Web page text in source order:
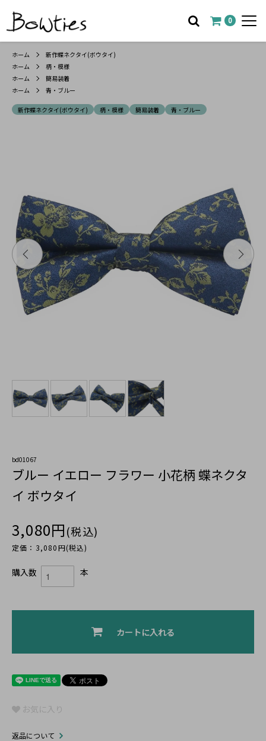
0
ホーム
新作蝶ネクタイ(ボウタイ)
ホーム
柄・模様
ホーム
簡易装着
ホーム
青・ブルー
新作蝶ネクタイ(ボウタイ) 柄・模様 簡易装着 青・ブルー
bd01067
ブルー イエロー フラワー 小花柄 蝶ネクタ
イ ボウタイ
3,080円(税込)
定価：3,080円(税込)
購入数 本
カートに入れる
お気に入り
返品について